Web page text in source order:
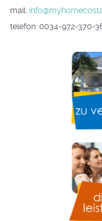
mail:
telefon: 0034-972-370-